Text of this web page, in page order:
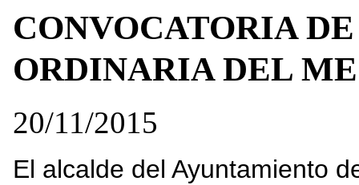
CONVOCATORIA
ORDINARIA DEL
20/11/2015
El alcalde del Ayuntamiento